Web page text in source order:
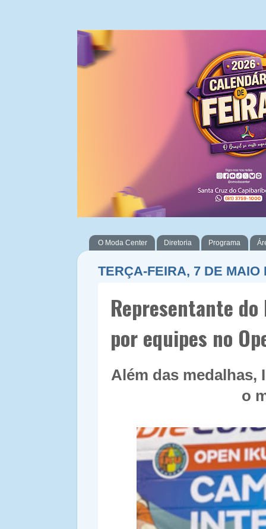
O Moda Center Diretoria Programa
TERÇA-FEIRA, 7 DE MAIO
Representante do
por equipes no
Além das medalhas,
o